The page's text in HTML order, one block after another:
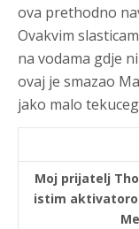
ova prethodno
Ovakvim
na vodama gdje
ovaj je smazao
jako malo
Moj prijatelj
istim